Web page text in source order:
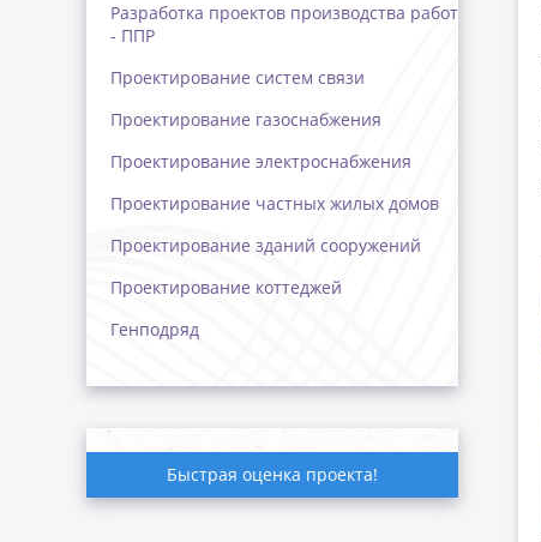
Разработка проектов производства работ
- ППР
Проектирование систем связи
Проектирование газоснабжения
Проектирование электроснабжения
Проектирование частных жилых домов
Проектирование зданий сооружений
Проектирование коттеджей
Генподряд
Быстрая оценка проекта!